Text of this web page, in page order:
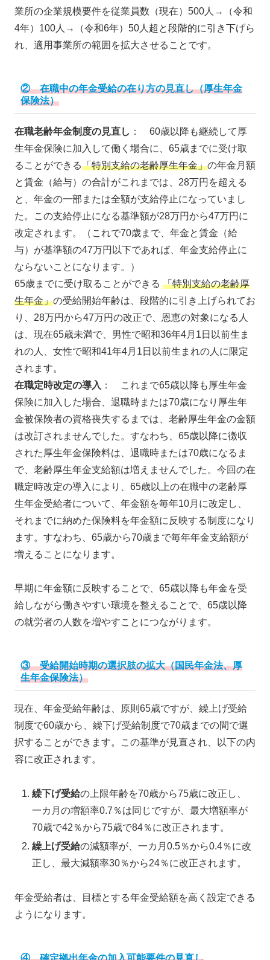
業所の企業規模要件を従業員数（現在）500人→（令和
4年）100人→（令和6年）50人超と段階的に引き下げら
れ、適用事業所の範囲を拡大させることです。
② 在職中の年金受給の在り方の見直し（厚生年金
保険法）
在職老齢年金制度の見直し ： 60歳以降も継続して厚
生年金保険に加入して働く場合に、65歳までに受け取
ることができる「特別支給の老齢厚生年金」の年金月額
と賃金（給与）の合計がこれまでは、28万円を超える
と、年金の一部または全額が支給停止になっていまし
た。この支給停止になる基準額が28万円から47万円に
改定されます。（これで70歳まで、年金と賃金（給
与）が基準額の47万円以下であれば、年金支給停止に
ならないことになります。）
65歳までに受け取ることができる 「特別支給の老齢厚
生年金」の受給開始年齢は、段階的に引き上げられてお
り、28万円から47万円の改正で、恩恵の対象になる人
は、現在65歳未満で、男性で昭和36年4月1日以前生ま
れの人、女性で昭和41年4月1日以前生まれの人に限定
されます。
在職定時改定の導入 ： これまで65歳以降も厚生年金
保険に加入した場合、退職時または70歳になり厚生年
金被保険者の資格喪失するまでは、老齢厚生年金の金額
は改訂されませんでした。すなわち、65歳以降に徴収
された厚生年金保険料は、退職時または70歳になるま
で、老齢厚生年金支給額は増えませんでした。今回の在
職定時改定の導入により、65歳以上の在職中の老齢厚
生年金受給者について、年金額を毎年10月に改定し、
それまでに納めた保険料を年金額に反映する制度になり
ます。すなわち、65歳から70歳まで毎年年金支給額が
増えることになります。
早期に年金額に反映することで、65歳以降も年金を受
給しながら働きやすい環境を整えることで、65歳以降
の就労者の人数を増やすことにつながります。
③ 受給開始時期の選択肢の拡大（国民年金法、厚
生年金保険法）
現在、年金受給年齢は、原則65歳ですが、繰上げ受給
制度で60歳から、繰下げ受給制度で70歳までの間で選
択することができます。この基準が見直され、以下の内
容に改正されます。
繰下げ受給の上限年齢を70歳から75歳に改正し、
一カ月の増額率0.7％は同じですが、最大増額率が
70歳で42％から75歳で84％に改正されます。
繰上げ受給の減額率が、一カ月0.5％から0.4％に改
正し、最大減額率30％から24％に改正されます。
年金受給者は、目標とする年金受給額を高く設定できる
ようになります。
④ 確定拠出年金の加入可能要件の見直し